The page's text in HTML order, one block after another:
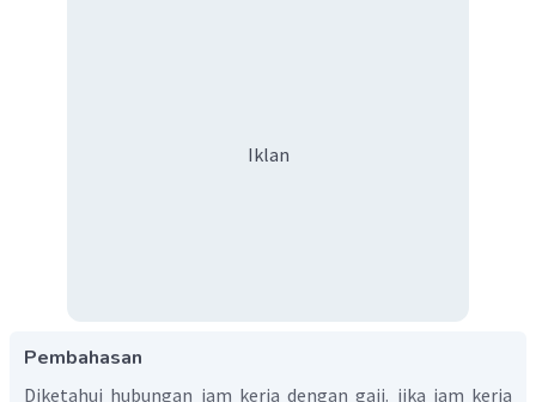
Iklan
Pembahasan
Diketahui hubungan jam kerja dengan gaji. jika jam kerja